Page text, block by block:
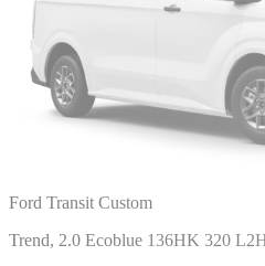
Ford Transit Custom
Trend, 2.0 Ecoblue 136HK 320